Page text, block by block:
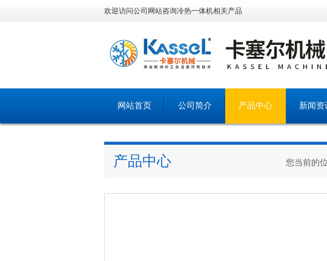
欢迎访问公司网站咨询冷热一体机相关产品
网站首页 公司简介 产品中心 新闻资
产品中心 您当前的